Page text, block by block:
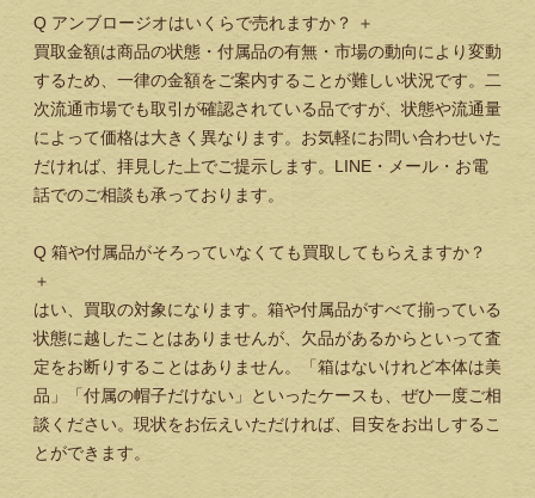
Q アンブロージオはいくらで売れますか？
＋
買取金額は商品の状態・付属品の有無・市場の動向により変動
するため、一律の金額をご案内することが難しい状況です。二
次流通市場でも取引が確認されている品ですが、状態や流通量
によって価格は大きく異なります。お気軽にお問い合わせいた
だければ、拝見した上でご提示します。LINE・メール・お電
話でのご相談も承っております。
Q 箱や付属品がそろっていなくても買取してもらえますか？
＋
はい、買取の対象になります。箱や付属品がすべて揃っている
状態に越したことはありませんが、欠品があるからといって査
定をお断りすることはありません。「箱はないけれど本体は美
品」「付属の帽子だけない」といったケースも、ぜひ一度ご相
談ください。現状をお伝えいただければ、目安をお出しするこ
とができます。